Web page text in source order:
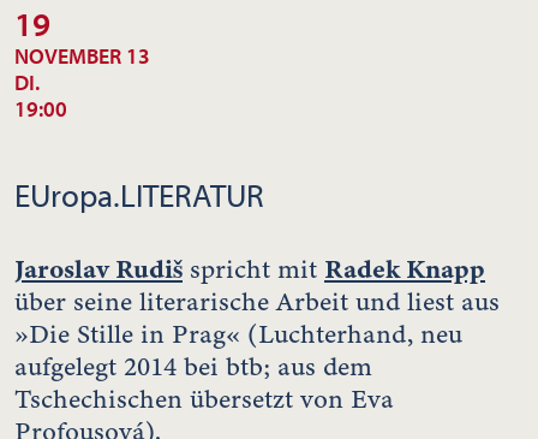
19
NOVEMBER 13
DI.
19:00
EUropa.LITERATUR
Jaroslav Rudiš spricht mit Radek Knapp
über seine literarische Arbeit und liest aus
»Die Stille in Prag« (Luchterhand, neu
aufgelegt 2014 bei btb; aus dem
Tschechischen übersetzt von Eva
Profousová).